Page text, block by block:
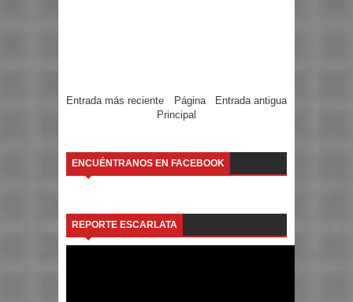
Entrada más reciente Entrada antigua
Página
Principal
ENCUÉNTRANOS EN FACEBOOK
REPORTE ESCARLATA